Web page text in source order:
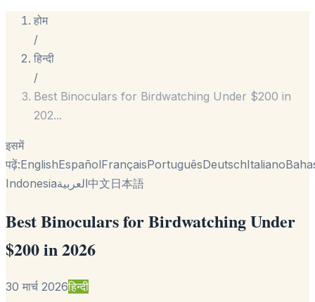
होम
/
हिन्दी
/
Best Binoculars for Birdwatching Under $200 in
202...
इसमें
पढ़ें:EnglishEspañolFrançaisPortuguêsDeutschItaliano
Indonesiaالعربية中文日本語
Best Binoculars for Birdwatching Under
$200 in 2026
30 मार्च 2026हिन्दी